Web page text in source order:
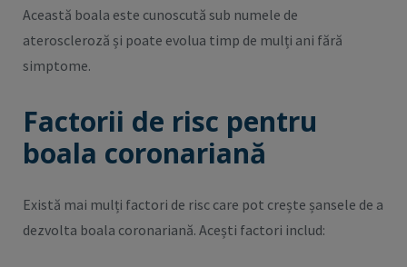
Această boala este cunoscută sub numele de
ateroscleroză și poate evolua timp de mulți ani fără
simptome.
Factorii de risc pentru
boala coronariană
Există mai mulți factori de risc care pot crește șansele de a
dezvolta boala coronariană. Acești factori includ: